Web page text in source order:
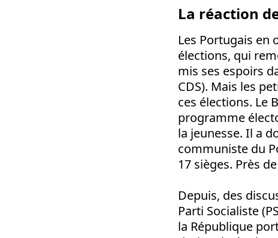
La réaction
Les Portugais en
élections, qui
mis ses espoirs
CDS). Mais les
ces élections. Le
programme
la jeunesse. Il a
communiste du
17 sièges. Près
Depuis, des
Parti Socialiste
la République